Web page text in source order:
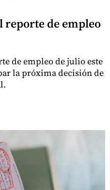
reporte de empleo
de empleo de julio este
la próxima decisión de